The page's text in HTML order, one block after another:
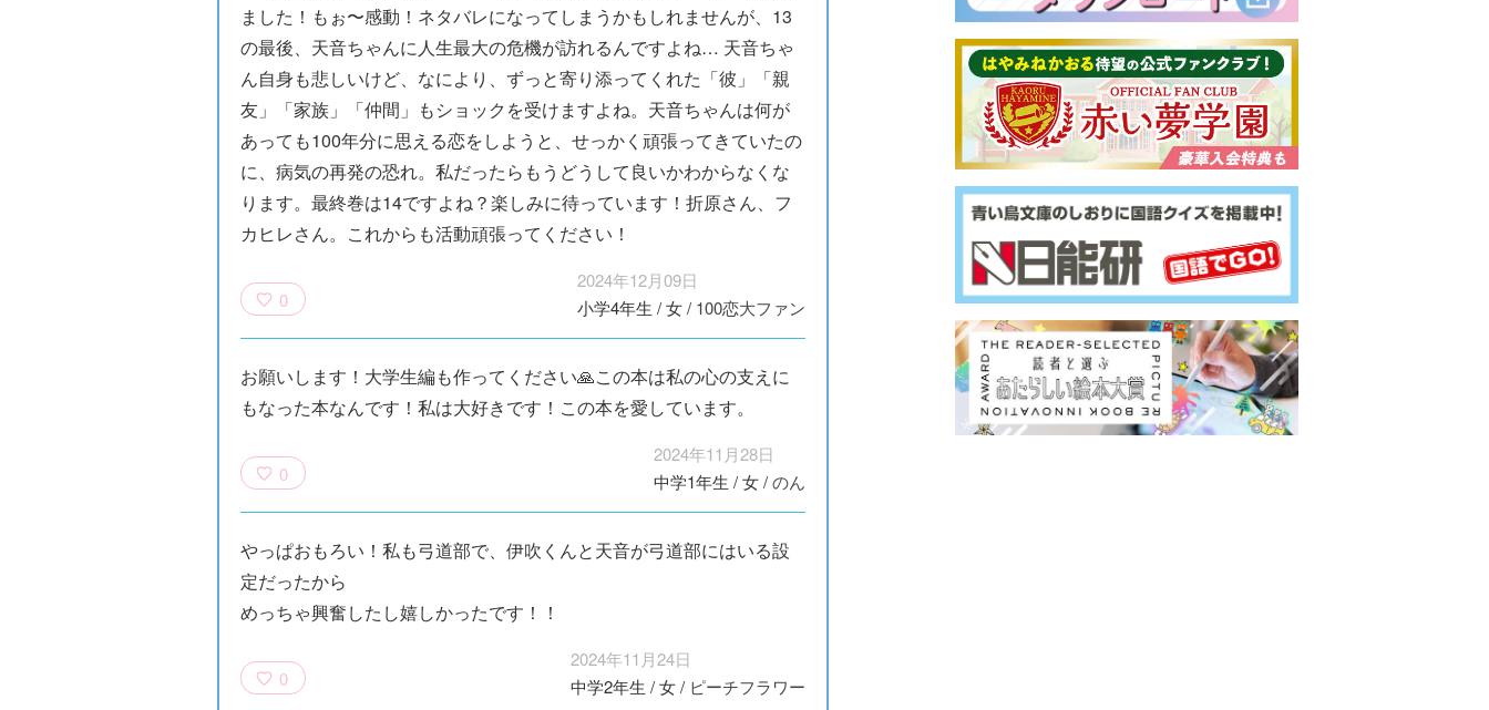
ました！もぉ〜感動！ネタバレになってしまうかもしれませんが、13
の最後、天音ちゃんに人生最大の危機が訪れるんですよね… 天音ちゃ
ん自身も悲しいけど、なにより、ずっと寄り添ってくれた「彼」「親
友」「家族」「仲間」もショックを受けますよね。天音ちゃんは何が
あっても100年分に思える恋をしようと、せっかく頑張ってきていたの
に、病気の再発の恐れ。私だったらもうどうして良いかわからなくな
ります。最終巻は14ですよね？楽しみに待っています！折原さん、フ
カヒレさん。これからも活動頑張ってください！
0
2024年12月09日
小学4年生 /女/ 100恋大ファン
お願いします！大学生編も作ってください🙏この本は私の心の支えに
もなった本なんです！私は大好きです！この本を愛しています。
0
2024年11月28日
中学1年生 /女/のん
やっぱおもろい！私も弓道部で、伊吹くんと天音が弓道部にはいる設
定だったから
めっちゃ興奮したし嬉しかったです！！
0
2024年11月24日
中学2年生 /女/ ピーチフラワー